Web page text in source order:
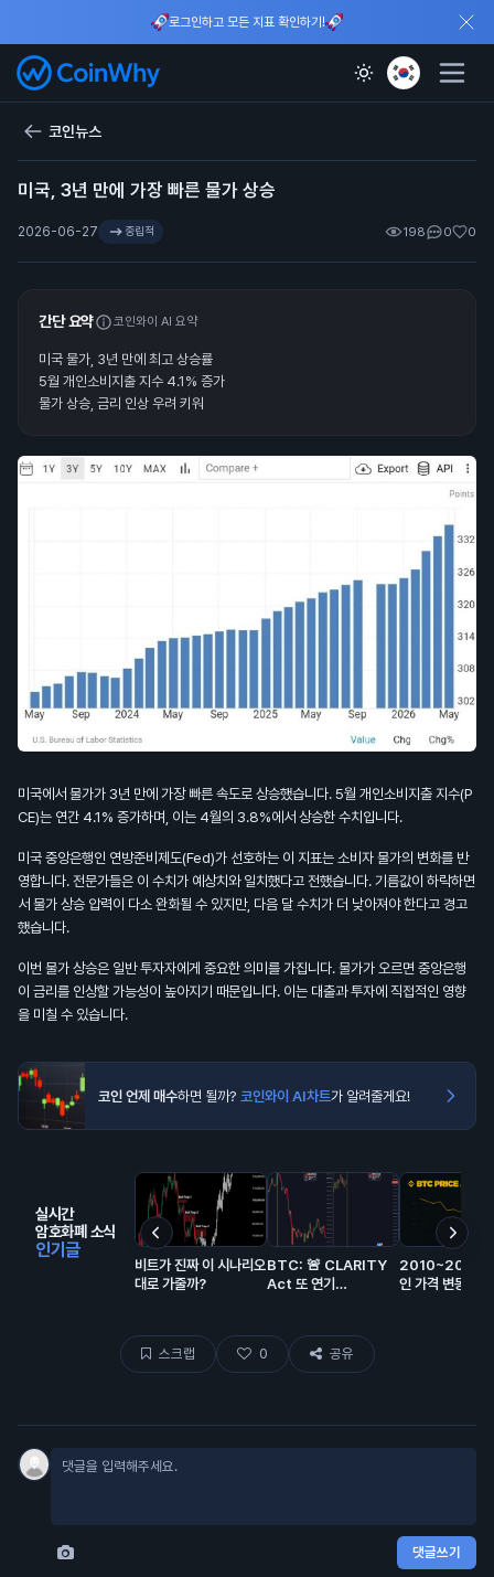
로그인하고 모든 지표 확인하기!
코인뉴스
미국, 3년 만에 가장 빠른 물가 상승
2026-06-27 중립적 198 0 0
간단 요약 코인와이 AI 요약
미국 물가, 3년 만에 최고 상승률
5월 개인소비지출 지수 4.1% 증가
물가 상승, 금리 인상 우려 키워
미국에서 물가가 3년 만에 가장 빠른 속도로 상승했습니다. 5월 개인소비지출 지수(P
CE)는 연간 4.1% 증가하며, 이는 4월의 3.8%에서 상승한 수치입니다.
미국 중앙은행인 연방준비제도(Fed)가 선호하는 이 지표는 소비자 물가의 변화를 반
영합니다. 전문가들은 이 수치가 예상치와 일치했다고 전했습니다. 기름값이 하락하면
서 물가 상승 압력이 다소 완화될 수 있지만, 다음 달 수치가 더 낮아져야 한다고 경고
했습니다.
이번 물가 상승은 일반 투자자에게 중요한 의미를 가집니다. 물가가 오르면 중앙은행
이 금리를 인상할 가능성이 높아지기 때문입니다. 이는 대출과 투자에 직접적인 영향
을 미칠 수 있습니다.
코인 언제 매수하면 될까? 코인와이 AI차트가 알려줄게요!
실시간
암호화폐 소식
인기글
비트가 진짜 이 시나리오
대로 가줄까?
BTC: 🚨 CLARITY
Act 또 연기…
2010~2026
인 가격 변동 총
스크랩 0 공유
댓글쓰기